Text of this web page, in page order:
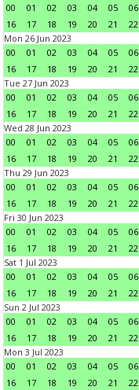
00
01 02 03 04 05 06
16
17 18 19 20 21 22
Mon 26 Jun 2023
00
01 02 03 04 05 06
16
17 18 19 20 21 22
Tue 27 Jun 2023
00
01 02 03 04 05 06
16
17 18 19 20 21 22
Wed 28 Jun 2023
00
01 02 03 04 05 06
16
17 18 19 20 21 22
Thu 29 Jun 2023
00
01 02 03 04 05 06
16
17 18 19 20 21 22
Fri 30 Jun 2023
00
01 02 03 04 05 06
16
17 18 19 20 21 22
Sat 1 Jul 2023
00
01 02 03 04 05 06
16
17 18 19 20 21 22
Sun 2 Jul 2023
00
01 02 03 04 05 06
16
17 18 19 20 21 22
Mon 3 Jul 2023
00
01 02 03 04 05 06
16
17 18 19 20 21 22